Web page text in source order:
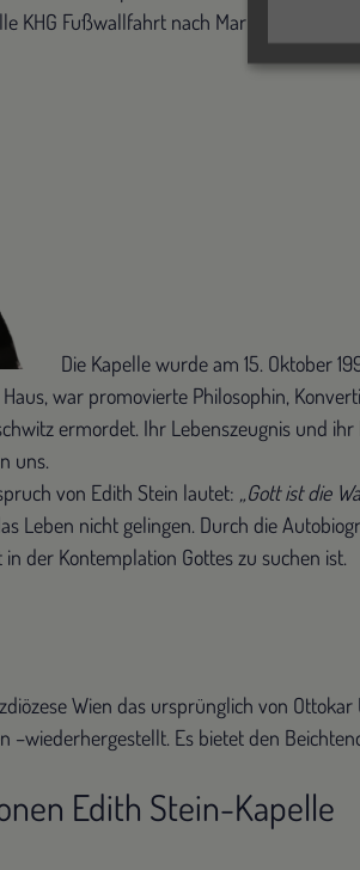
KHG Fußwallfahrt nach Mariazell.
Die Kapelle wurde am 15. Oktober
war promovierte Philosophin,
ermordet. Ihr Lebenszeugnis und
uns.
von Edith Stein lautet: „Gott ist die
Leben nicht gelingen. Durch die
der Kontemplation Gottes zu suchen ist.
Wien das ursprünglich von
–wiederhergestellt. Es bietet den
Edith Stein-Kapelle